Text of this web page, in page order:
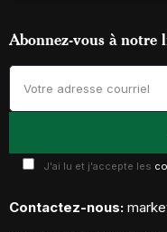
Abonnez-vous à notre
J'ai lu et j'accepte les
Contactez-nous: